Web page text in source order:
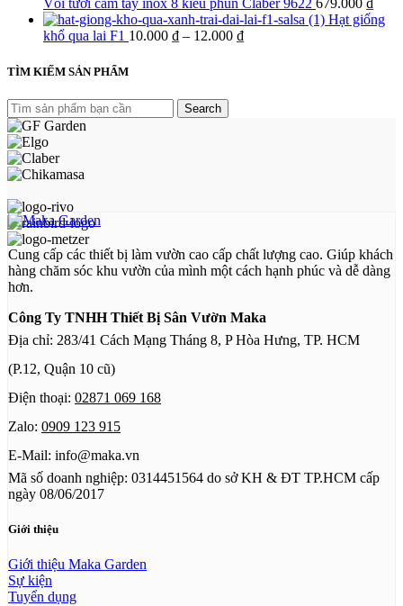
Vòi tưới cầm tay inox 8 kiểu phun Claber 9622 679.000 ₫
Hạt giống
khổ qua lai F1 10.000 ₫ – 12.000 ₫Khoảng
TÌM KIẾM SẢN PHẨM
Search
Cung cấp các thiết bị làm vườn cao cấp chất lượng cao. Giúp khách
hàng chăm sóc khu vườn của mình một cách hạnh phúc và dễ dàng
hơn.
Công Ty TNHH Thiết Bị Sân Vườn Maka
Địa chỉ: 283/41 Cách Mạng Tháng 8, P Hòa Hưng, TP. HCM
(P.12, Quận 10 cũ)
Điện thoại: 02871 069 168
Zalo: 0909 123 915
E-Mail: info@maka.vn
Mã số doanh nghiệp: 0314451564 do sở KH & ĐT TP.HCM cấp
ngày 08/06/2017
Giới thiệu
Giới thiệu Maka Garden
Sự kiện
Tuyển dụng